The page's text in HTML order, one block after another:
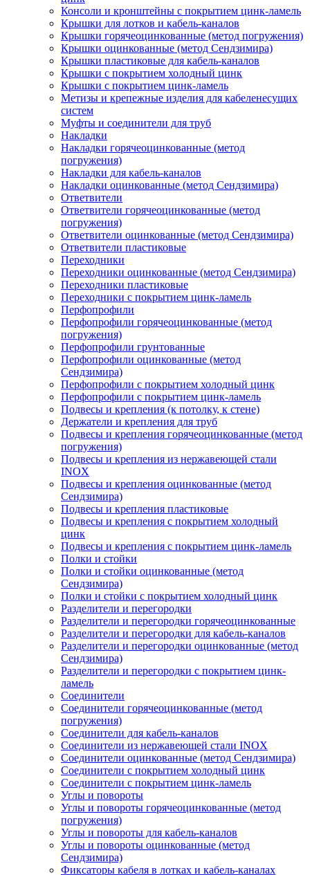
Консоли и кронштейны с покрытием цинк-ламель
Крышки для лотков и кабель-каналов
Крышки горячеоцинкованные (метод погружения)
Крышки оцинкованные (метод Сендзимира)
Крышки пластиковые для кабель-каналов
Крышки с покрытием холодный цинк
Крышки с покрытием цинк-ламель
Метизы и крепежные изделия для кабеленесущих
систем
Муфты и соединители для труб
Накладки
Накладки горячеоцинкованные (метод
погружения)
Накладки для кабель-каналов
Накладки оцинкованные (метод Сендзимира)
Ответвители
Ответвители горячеоцинкованные (метод
погружения)
Ответвители оцинкованные (метод Сендзимира)
Ответвители пластиковые
Переходники
Переходники оцинкованные (метод Сендзимира)
Переходники пластиковые
Переходники с покрытием цинк-ламель
Перфопрофили
Перфопрофили горячеоцинкованные (метод
погружения)
Перфопрофили грунтованные
Перфопрофили оцинкованные (метод
Сендзимира)
Перфопрофили с покрытием холодный цинк
Перфопрофили с покрытием цинк-ламель
Подвесы и крепления (к потолку, к стене)
Держатели и крепления для труб
Подвесы и крепления горячеоцинкованные (метод
погружения)
Подвесы и крепления из нержавеющей стали
INOX
Подвесы и крепления оцинкованные (метод
Сендзимира)
Подвесы и крепления пластиковые
Подвесы и крепления с покрытием холодный
цинк
Подвесы и крепления с покрытием цинк-ламель
Полки и стойки
Полки и стойки оцинкованные (метод
Сендзимира)
Полки и стойки с покрытием холодный цинк
Разделители и перегородки
Разделители и перегородки горячеоцинкованные
Разделители и перегородки для кабель-каналов
Разделители и перегородки оцинкованные (метод
Сендзимира)
Разделители и перегородки с покрытием цинк-
ламель
Соединители
Соединители горячеоцинкованные (метод
погружения)
Соединители для кабель-каналов
Соединители из нержавеющей стали INOX
Соединители оцинкованные (метод Сендзимира)
Соединители с покрытием холодный цинк
Соединители с покрытием цинк-ламель
Углы и повороты
Углы и повороты горячеоцинкованные (метод
погружения)
Углы и повороты для кабель-каналов
Углы и повороты оцинкованные (метод
Сендзимира)
Фиксаторы кабеля в лотках и кабель-каналах